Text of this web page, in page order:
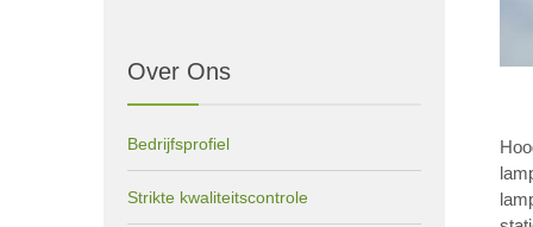
Over Ons
Bedrijfsprofiel
Strikte kwaliteitscontrole